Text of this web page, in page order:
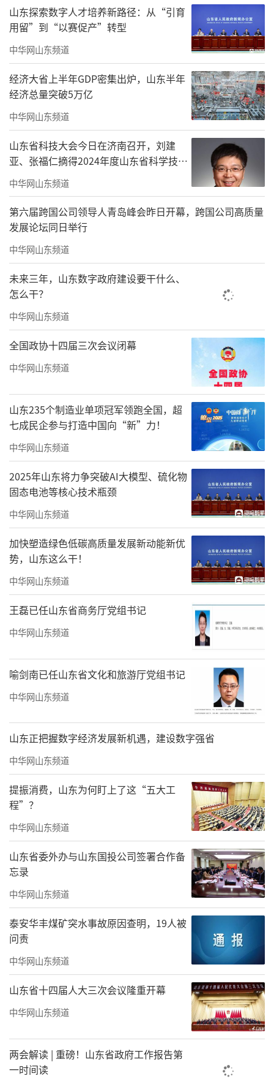
工程系从事研究工作；煤炭科学研究总院北京
开采研究所副所长；煤炭科学研究总院院长助
理、副院长、院长兼党委副书记。出任煤科院
院长时，张玉卓年仅37岁。
在神华集团担任高管期间，精通外语的张
玉卓积极推动神华与国际能源大企业的合作。
他被称为典型的学者型高管。
在中国的以煤制油实践中，张玉卓扮演了
重要角色。早在煤炭科学研究总院担任副院
长、院长期间，张玉卓便把煤液化制油的产业
化作为国家战略项目，组织专业人员提出中国
煤炭直接液化技术的雏形。2002年进入神华集
团后，张玉卓全面负责神华的煤制油战略。最
具标志性意义的是，2016年12月，总投资达55
0亿元、全球单套规模最大的煤制油项目神华宁
煤集团400万吨/年煤炭间接液化示范项目正式
投产。
2014年5月起，张玉卓出任神华集团董事
长、党组书记，直至2017年3月赴任天津市委常
委、滨海新区区委书记。彼时，神华集团已不
是一家纯粹的煤炭企业，而是转型成为以煤为
基础，集电力、铁路、港口、航运、煤制油与
煤化工为一体，产运销一条龙经营的特大型能
源企业。
2020年1月，张玉卓重回能源行业、空降中
国石化集团，成为首位非石油系统出身的石油
央企董事长。中国石化集团是中国最大的成品
油和石化产品供应商、第二大油气生产商，是
世界第一大炼油公司、第二大化工公司，加油
站总数位居世界第二。
的2020年是史上最具挑战的年份。新冠疫情爆
发初期，中国石化迅速转产增产抗疫医卫原
料，用12天建成一条口罩核心原料熔喷布生产
线，用76天从无到有，建成全球最大熔喷布生
产商，大大缓解国内口罩价高量紧局面。同
时，张玉卓带领下的中国石化提出新的转型愿
景目标：打造世界领先洁净能源化工公司。
彼时，张玉卓对此的解释是，“世界领
先”不仅是世界一流，而且要做到一流的前几
名。“洁净”是能源化工领域的一场深刻革
命，是开拓石油石化光明前景的战略方向。作
为国有重要骨干企业，必须顺应时代潮流，主
动投身变革，站到未来发展的制高点和制胜点
上。
在其担任“一把手”期间，中国石化提
出“中国第一大氢能公司”的目标，氢能、充
换电业务加快推进，光伏、地热、风能等新能
担任上一任国务院国资委党委书记的是郝
鹏，他同时担任国资委主任一职。据新华社11
山东探索数字人才培养新路径：从“引育
用留”到“以赛促产”转型
中华网山东频道
经济大省上半年GDP密集出炉，山东半年
经济总量突破5万亿
中华网山东频道
山东省科技大会今日在济南召开，刘建
亚、张福仁摘得2024年度山东省科学技术
奖最高奖！
中华网山东频道
第六届跨国公司领导人青岛峰会昨日开幕，跨国公司高质量
发展论坛同日举行
中华网山东频道
未来三年，山东数字政府建设要干什么、
怎么干？
中华网山东频道
全国政协十四届三次会议闭幕
中华网山东频道
山东235个制造业单项冠军领跑全国，超
七成民企参与打造中国向“新”力！
中华网山东频道
2025年山东将力争突破AI大模型、硫化物
固态电池等核心技术瓶颈
中华网山东频道
加快塑造绿色低碳高质量发展新动能新优
势，山东这么干！
中华网山东频道
王磊已任山东省商务厅党组书记
中华网山东频道
喻剑南已任山东省文化和旅游厅党组书记
中华网山东频道
山东正把握数字经济发展新机遇，建设数字强省
中华网山东频道
提振消费，山东为何盯上了这“五大工
程”？
中华网山东频道
山东省委外办与山东国投公司签署合作备
忘录
中华网山东频道
泰安华丰煤矿突水事故原因查明，19人被
问责
中华网山东频道
山东省十四届人大三次会议隆重开幕
中华网山东频道
两会解读 | 重磅！山东省政府工作报告第
一时间读